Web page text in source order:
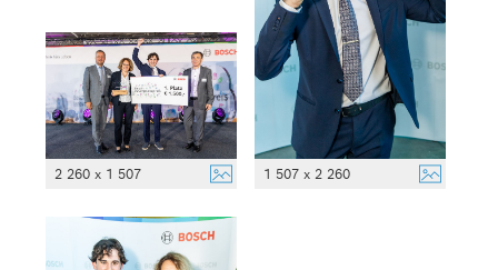
2 260 x 1 507 1 507 x 2 260